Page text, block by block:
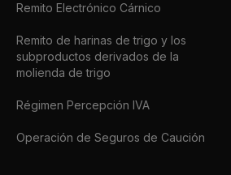
Remito Electrónico Cárnico
Remito de harinas de trigo y los
subproductos derivados de la
molienda de trigo
Régimen Percepción IVA
Operación de Seguros de Caución